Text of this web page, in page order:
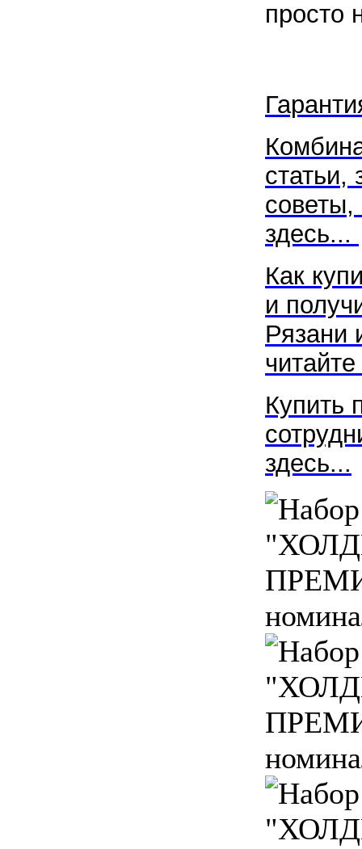
просто
статьи,
здесь...
Как
и
Рязани
Купить
здесь...